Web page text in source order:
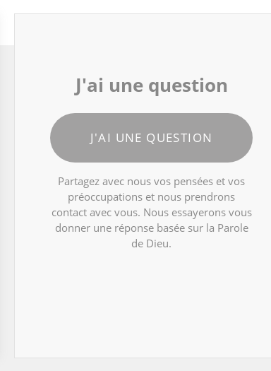
J'ai une question
J'AI UNE QUESTION
Partagez avec nous vos pensées et vos
préoccupations et nous prendrons
contact avec vous. Nous essayerons vous
donner une réponse basée sur la Parole
de Dieu.